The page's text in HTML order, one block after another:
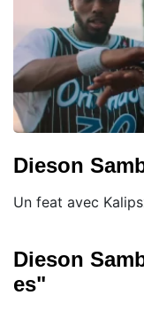
Dieson
Un feat avec
Dieson
es"